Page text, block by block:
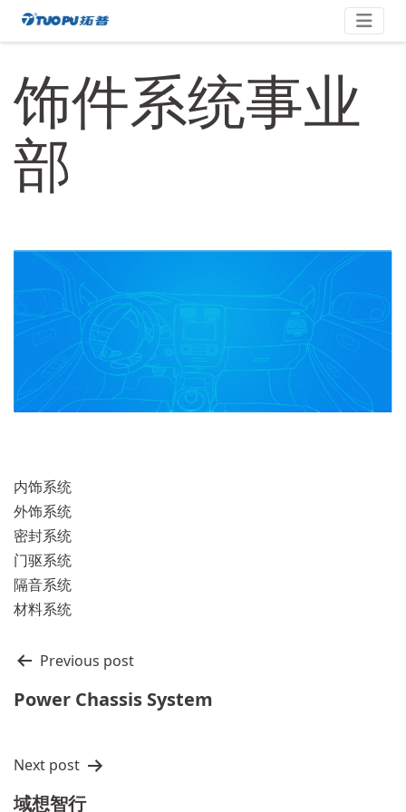
Skip
拓
·
科
技
平
台
业
饰件系统事业
部
内饰系统
外饰系统
密封系统
门驱系统
隔音系统
材料系统
文
章
导
Previous post
Power Chassis System
Next post
域想智行